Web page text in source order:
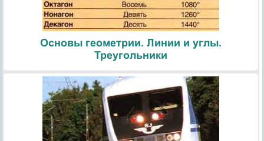
Основы геометрии. Линии и углы.
Треугольники